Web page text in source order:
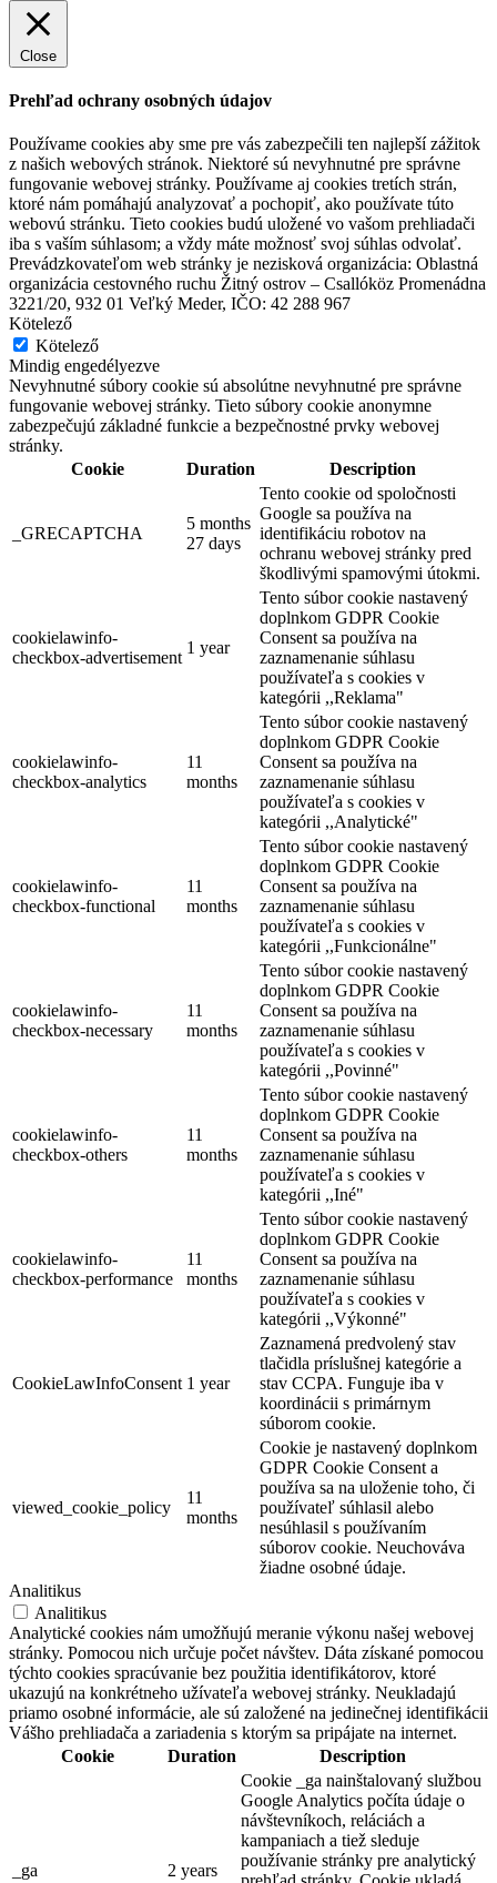
Close
Prehľad ochrany osobných údajov
Používame cookies aby sme pre vás zabezpečili ten najlepší zážitok
z našich webových stránok. Niektoré sú nevyhnutné pre správne
fungovanie webovej stránky. Používame aj cookies tretích strán,
ktoré nám pomáhajú analyzovať a pochopiť, ako používate túto
webovú stránku. Tieto cookies budú uložené vo vašom prehliadači
iba s vaším súhlasom; a vždy máte možnosť svoj súhlas odvolať.
Prevádzkovateľom web stránky je nezisková organizácia: Oblastná
organizácia cestovného ruchu Žitný ostrov – Csallóköz Promenádna
3221/20, 932 01 Veľký Meder, IČO: 42 288 967
Kötelező
Kötelező
Mindig engedélyezve
Nevyhnutné súbory cookie sú absolútne nevyhnutné pre správne
fungovanie webovej stránky. Tieto súbory cookie anonymne
zabezpečujú základné funkcie a bezpečnostné prvky webovej
stránky.
Cookie
Duration Description
_GRECAPTCHA
5 months
27 days
Tento cookie od spoločnosti
Google sa používa na
identifikáciu robotov na
ochranu webovej stránky pred
škodlivými spamovými útokmi.
cookielawinfo-
checkbox-advertisement
1 year
Tento súbor cookie nastavený
doplnkom GDPR Cookie
Consent sa používa na
zaznamenanie súhlasu
používateľa s cookies v
kategórii ,,Reklama"
cookielawinfo-
checkbox-analytics
11
months
Tento súbor cookie nastavený
doplnkom GDPR Cookie
Consent sa používa na
zaznamenanie súhlasu
používateľa s cookies v
kategórii ,,Analytické"
cookielawinfo-
checkbox-functional
11
months
Tento súbor cookie nastavený
doplnkom GDPR Cookie
Consent sa používa na
zaznamenanie súhlasu
používateľa s cookies v
kategórii ,,Funkcionálne"
cookielawinfo-
checkbox-necessary
11
months
Tento súbor cookie nastavený
doplnkom GDPR Cookie
Consent sa používa na
zaznamenanie súhlasu
používateľa s cookies v
kategórii ,,Povinné"
cookielawinfo-
checkbox-others
11
months
Tento súbor cookie nastavený
doplnkom GDPR Cookie
Consent sa používa na
zaznamenanie súhlasu
používateľa s cookies v
kategórii ,,Iné"
cookielawinfo-
checkbox-performance
11
months
Tento súbor cookie nastavený
doplnkom GDPR Cookie
Consent sa používa na
zaznamenanie súhlasu
používateľa s cookies v
kategórii ,,Výkonné"
CookieLawInfoConsent 1 year
Zaznamená predvolený stav
tlačidla príslušnej kategórie a
stav CCPA. Funguje iba v
koordinácii s primárnym
súborom cookie.
viewed_cookie_policy
11
months
Cookie je nastavený doplnkom
GDPR Cookie Consent a
používa sa na uloženie toho, či
používateľ súhlasil alebo
nesúhlasil s používaním
súborov cookie. Neuchováva
žiadne osobné údaje.
Analitikus
Analitikus
Analytické cookies nám umožňujú meranie výkonu našej webovej
stránky. Pomocou nich určuje počet návštev. Dáta získané pomocou
týchto cookies spracúvanie bez použitia identifikátorov, ktoré
ukazujú na konkrétneho užívateľa webovej stránky. Neukladajú
priamo osobné informácie, ale sú založené na jedinečnej identifikácii
Vášho prehliadača a zariadenia s ktorým sa pripájate na internet.
Cookie
Duration Description
_ga 2 years
Cookie _ga nainštalovaný službou
Google Analytics počíta údaje o
návštevníkoch, reláciách a
kampaniach a tiež sleduje
používanie stránky pre analytický